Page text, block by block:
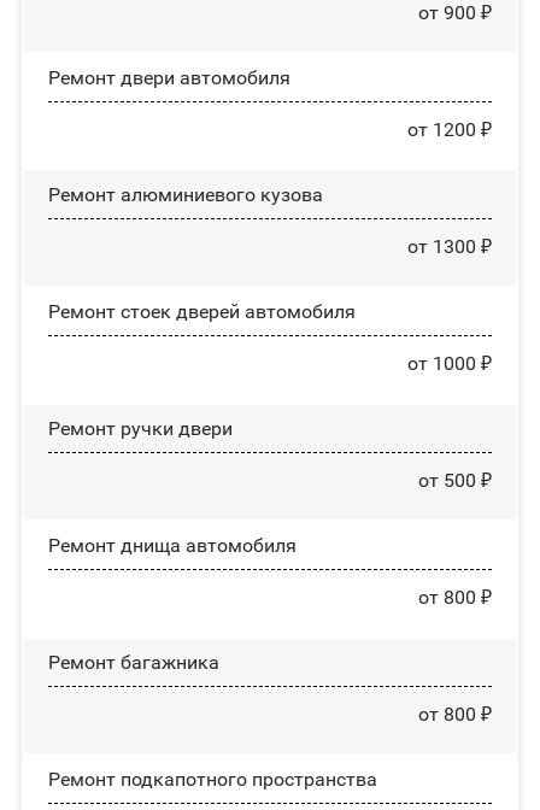
от 900 ₽
Ремонт двери автомобиля
от 1200 ₽
Ремонт алюминиевого кузова
от 1300 ₽
Ремонт стоек дверей автомобиля
от 1000 ₽
Ремонт ручки двери
от 500 ₽
Ремонт днища автомобиля
от 800 ₽
Ремонт багажника
от 800 ₽
Ремонт подкапотного пространства